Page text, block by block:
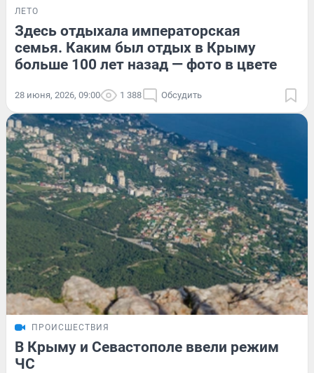
ЛЕТО
Здесь отдыхала императорская
семья. Каким был отдых в Крыму
больше 100 лет назад — фото в цвете
28 июня, 2026, 09:00 1 388 Обсудить
ПРОИСШЕСТВИЯ
В Крыму и Севастополе ввели режим
ЧС